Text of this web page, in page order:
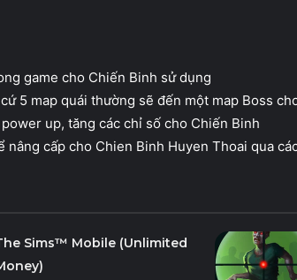
game cho Chiến Binh sử dụng
5 map quái thường sẽ đến một map Boss
up, tăng các chỉ số cho Chiến Binh
nâng cấp cho Chien Binh Huyen Thoai qua
Sims™ Mobile (Unlimited